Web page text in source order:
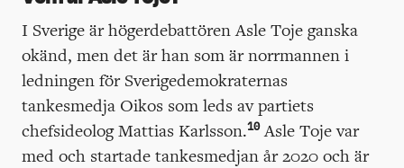
I Sverige är högerdebattören Asle Toje ganska
okänd, men det är han som är norrmannen i
ledningen för Sverigedemokraternas
tankesmedja Oikos som leds av partiets
chefsideolog Mattias Karlsson.10Asle Toje var
med och startade tankesmedjan år 2020 och är